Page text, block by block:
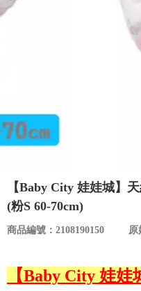
名人嚴選
優惠活動
關於我們
【Baby City 娃娃城】
(粉S 60-70cm)
商品編號：2108190150 原
【Baby City 娃